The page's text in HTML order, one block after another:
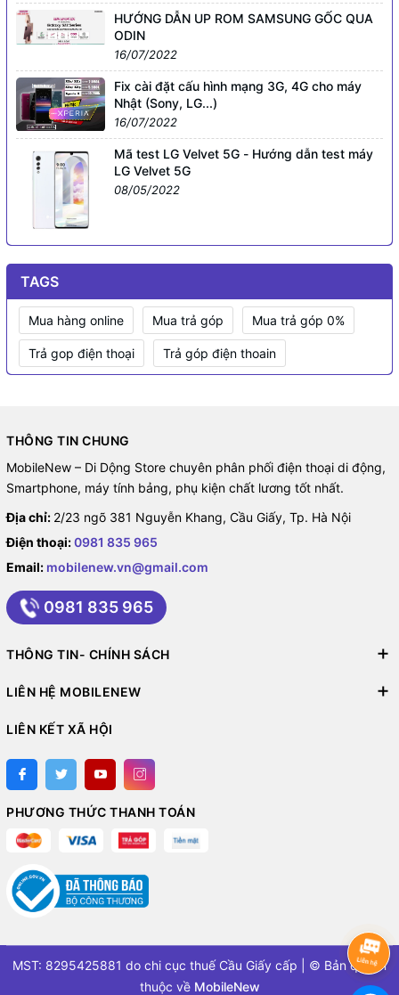
HƯỚNG DẪN UP ROM SAMSUNG GỐC QUA
ODIN
16/07/2022
Fix cài đặt cấu hình mạng 3G, 4G cho máy
Nhật (Sony, LG...)
16/07/2022
Mã test LG Velvet 5G - Hướng dẫn test máy
LG Velvet 5G
08/05/2022
TAGS
Mua hàng online Mua trả góp Mua trả góp 0%
Trả gop điện thoại Trả góp điện thoain
THÔNG TIN CHUNG
MobileNew – Di Dộng Store chuyên phân phối điện thoại di động,
Smartphone, máy tính bảng, phụ kiện chất lương tốt nhất.
Địa chỉ: 2/23 ngõ 381 Nguyễn Khang, Cầu Giấy, Tp. Hà Nội
Điện thoại:0981 835 965
Email: mobilenew.vn@gmail.com
0981 835 965
THÔNG TIN- CHÍNH SÁCH
LIÊN HỆ MOBILENEW
LIÊN KẾT XÃ HỘI
PHƯƠNG THỨC THANH TOÁN
MST: 8295425881 do chi cục thuế Cầu Giấy cấp | © Bản quyền
thuộc về MobileNew